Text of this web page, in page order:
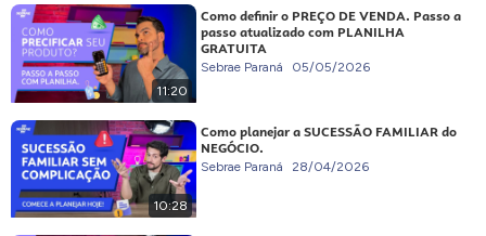
11:20
Como definir o PREÇO DE VENDA. Passo a
passo atualizado com PLANILHA
GRATUITA
Sebrae Paraná 05/05/2026
10:28
Como planejar a SUCESSÃO FAMILIAR do
NEGÓCIO.
Sebrae Paraná 28/04/2026